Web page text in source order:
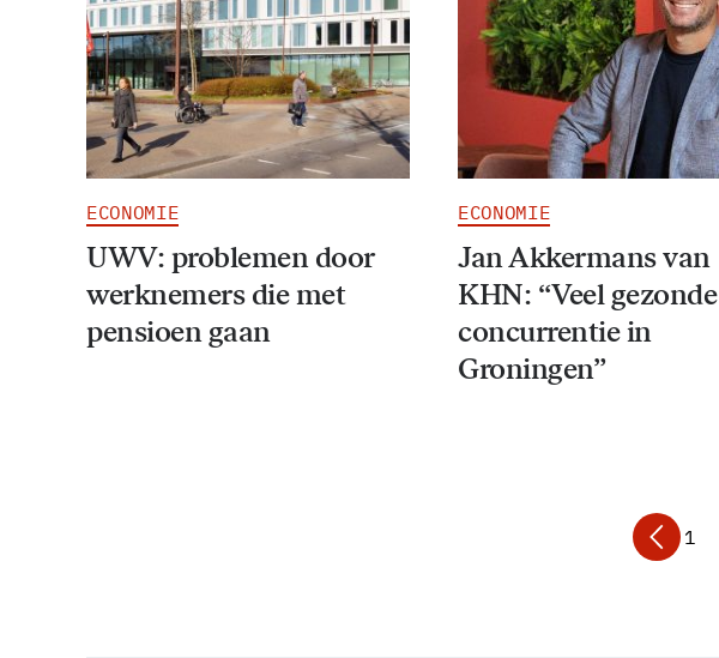
ECONOMIE
UWV: problemen door
werknemers die met
pensioen gaan
ECONOMIE
Jan Akkermans van
KHN: “Veel gezonde
concurrentie in
Groningen”
1